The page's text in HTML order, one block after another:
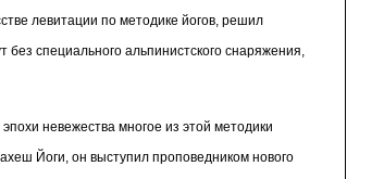
левитации по методике йогов, решил
специального альпинистского снаряжения,
невежества многое из этой методики
Йоги, он выступил проповедником нового